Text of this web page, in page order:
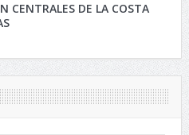
CENTRALES DE LA COSTA